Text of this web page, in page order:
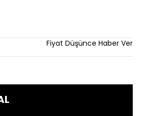
Fiyat Düşünce Haber Ver